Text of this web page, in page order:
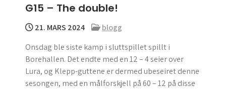
G15 – The double!
21. MARS 2024
blogg
Onsdag ble siste kamp i sluttspillet spillt i
Borehallen. Det endte med en 12 – 4 seier over
Lura, og Klepp-guttene er dermed ubeseiret denne
sesongen, med en målforskjell på 60 – 12 på disse